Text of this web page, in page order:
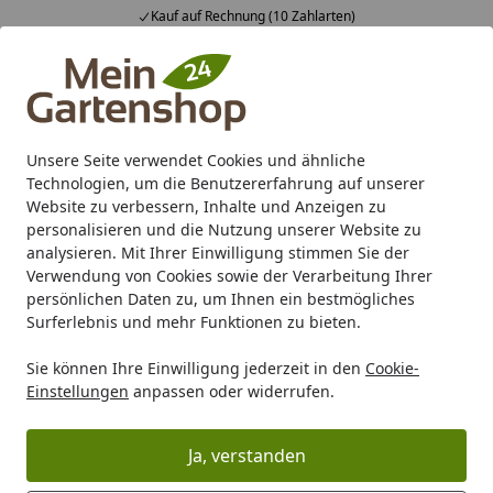
Unsere Seite verwendet Cookies und ähnliche
Technologien, um die Benutzererfahrung auf unserer
Website zu verbessern, Inhalte und Anzeigen zu
personalisieren und die Nutzung unserer Website zu
analysieren. Mit Ihrer Einwilligung stimmen Sie der
Verwendung von Cookies sowie der Verarbeitung Ihrer
persönlichen Daten zu, um Ihnen ein bestmögliches
Surferlebnis und mehr Funktionen zu bieten.
Sie können Ihre Einwilligung jederzeit in den Cookie-
Einstellungen anpassen oder widerrufen.
Ja, verstanden
Kauf auf Rechnung (10 Zahlarten)
Alle Produkte
Mein Konto
Suchen
Karibu Pools inkl. gratis Sandfilteranlage & Pool-
Starterset (Gesamtwert bis 468,99€)
Startseite
Marken MyPool
MyPool
myPOOL Swimmingpools online kaufen
Sets. Genießen Sie die heißen Tage in Ihrem eigenen
Gartenpool. Pools in allen erdenklichen Größen und mit